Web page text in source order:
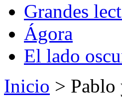
Grandes
Ágora
El lado
Inicio >